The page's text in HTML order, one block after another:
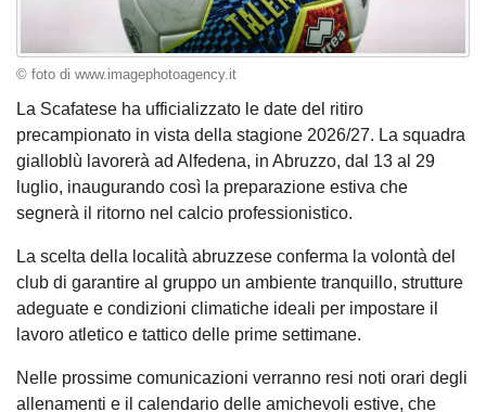
© foto di www.imagephotoagency.it
La Scafatese ha ufficializzato le date del ritiro
precampionato in vista della stagione 2026/27. La squadra
gialloblù lavorerà ad Alfedena, in Abruzzo, dal 13 al 29
luglio, inaugurando così la preparazione estiva che
segnerà il ritorno nel calcio professionistico.
La scelta della località abruzzese conferma la volontà del
club di garantire al gruppo un ambiente tranquillo, strutture
adeguate e condizioni climatiche ideali per impostare il
lavoro atletico e tattico delle prime settimane.
Nelle prossime comunicazioni verranno resi noti orari degli
allenamenti e il calendario delle amichevoli estive, che